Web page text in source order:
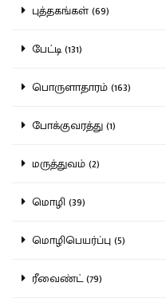
புத்தகங்கள் (69)
பேட்டி (131)
பொருளாதாரம் (163)
போக்குவரத்து (1)
மருத்துவம் (2)
மொழி (39)
மொழிபெயர்ப்பு (5)
ரீவைண்ட் (79)